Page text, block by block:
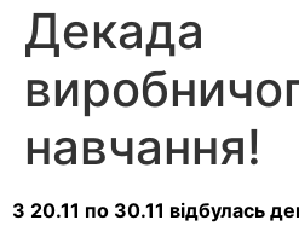
Декада
навчання!
З 20.11 по 30.11 відбулась